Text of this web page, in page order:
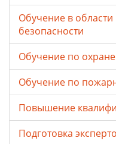
Обучение в
безопасности
Обучение по
Обучение по
Повышение
Подготовка